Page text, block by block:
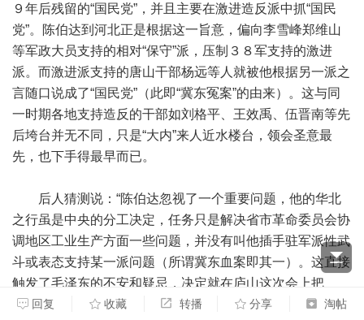
９年后残留的“国民党”，并且主要在激进造反派中抓“国民
党”。陈伯达到河北正是根据这一旨意，偏向李雪峰郑维山
等军政大员支持的相对“保守”派，压制３８军支持的激进
派。而激进派支持的唐山干部杨远等人就被他根据另一派之
言随口说成了“国民党”（此即“冀东冤案”的由来）。这与同
一时期各地支持造反的干部如刘格平、王效禹、伍晋南等先
后垮台并无不同，只是“大内”来人近水楼台，领会圣意最
先，也下手得最早而已。
后人猜测说：“陈伯达忽视了一个重要问题，他的华北
之行虽是中央的分工决定，任务只是解决省市革命委员会协
调地区工业生产方面一些问题，并没有叫他插手驻军派性武
斗或表态支持某一派问题（所谓冀东血案即其一）。这直接
触发了毛泽东的不安和疑忌，决定就在庐山这次会上把
他‘拿下来’”。〔１１〕这个说法笔者难以苟同。
回复 收藏 转播 分享 淘帖